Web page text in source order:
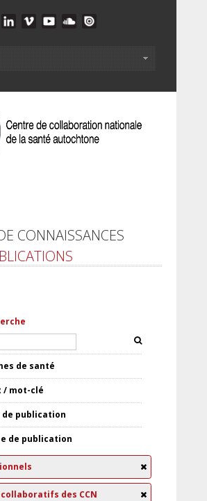
CONNAISSANCES
de santé
/ mot-clé
de publication
de publication
des CCN